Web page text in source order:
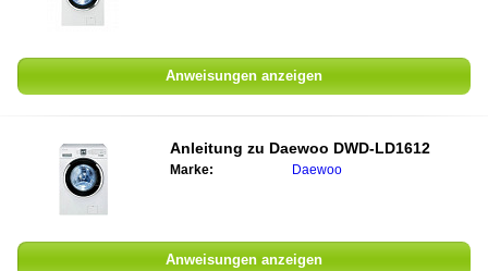
Anweisungen anzeigen
Anleitung zu Daewoo DWD-LD1612
Marke: Daewoo
Anweisungen anzeigen